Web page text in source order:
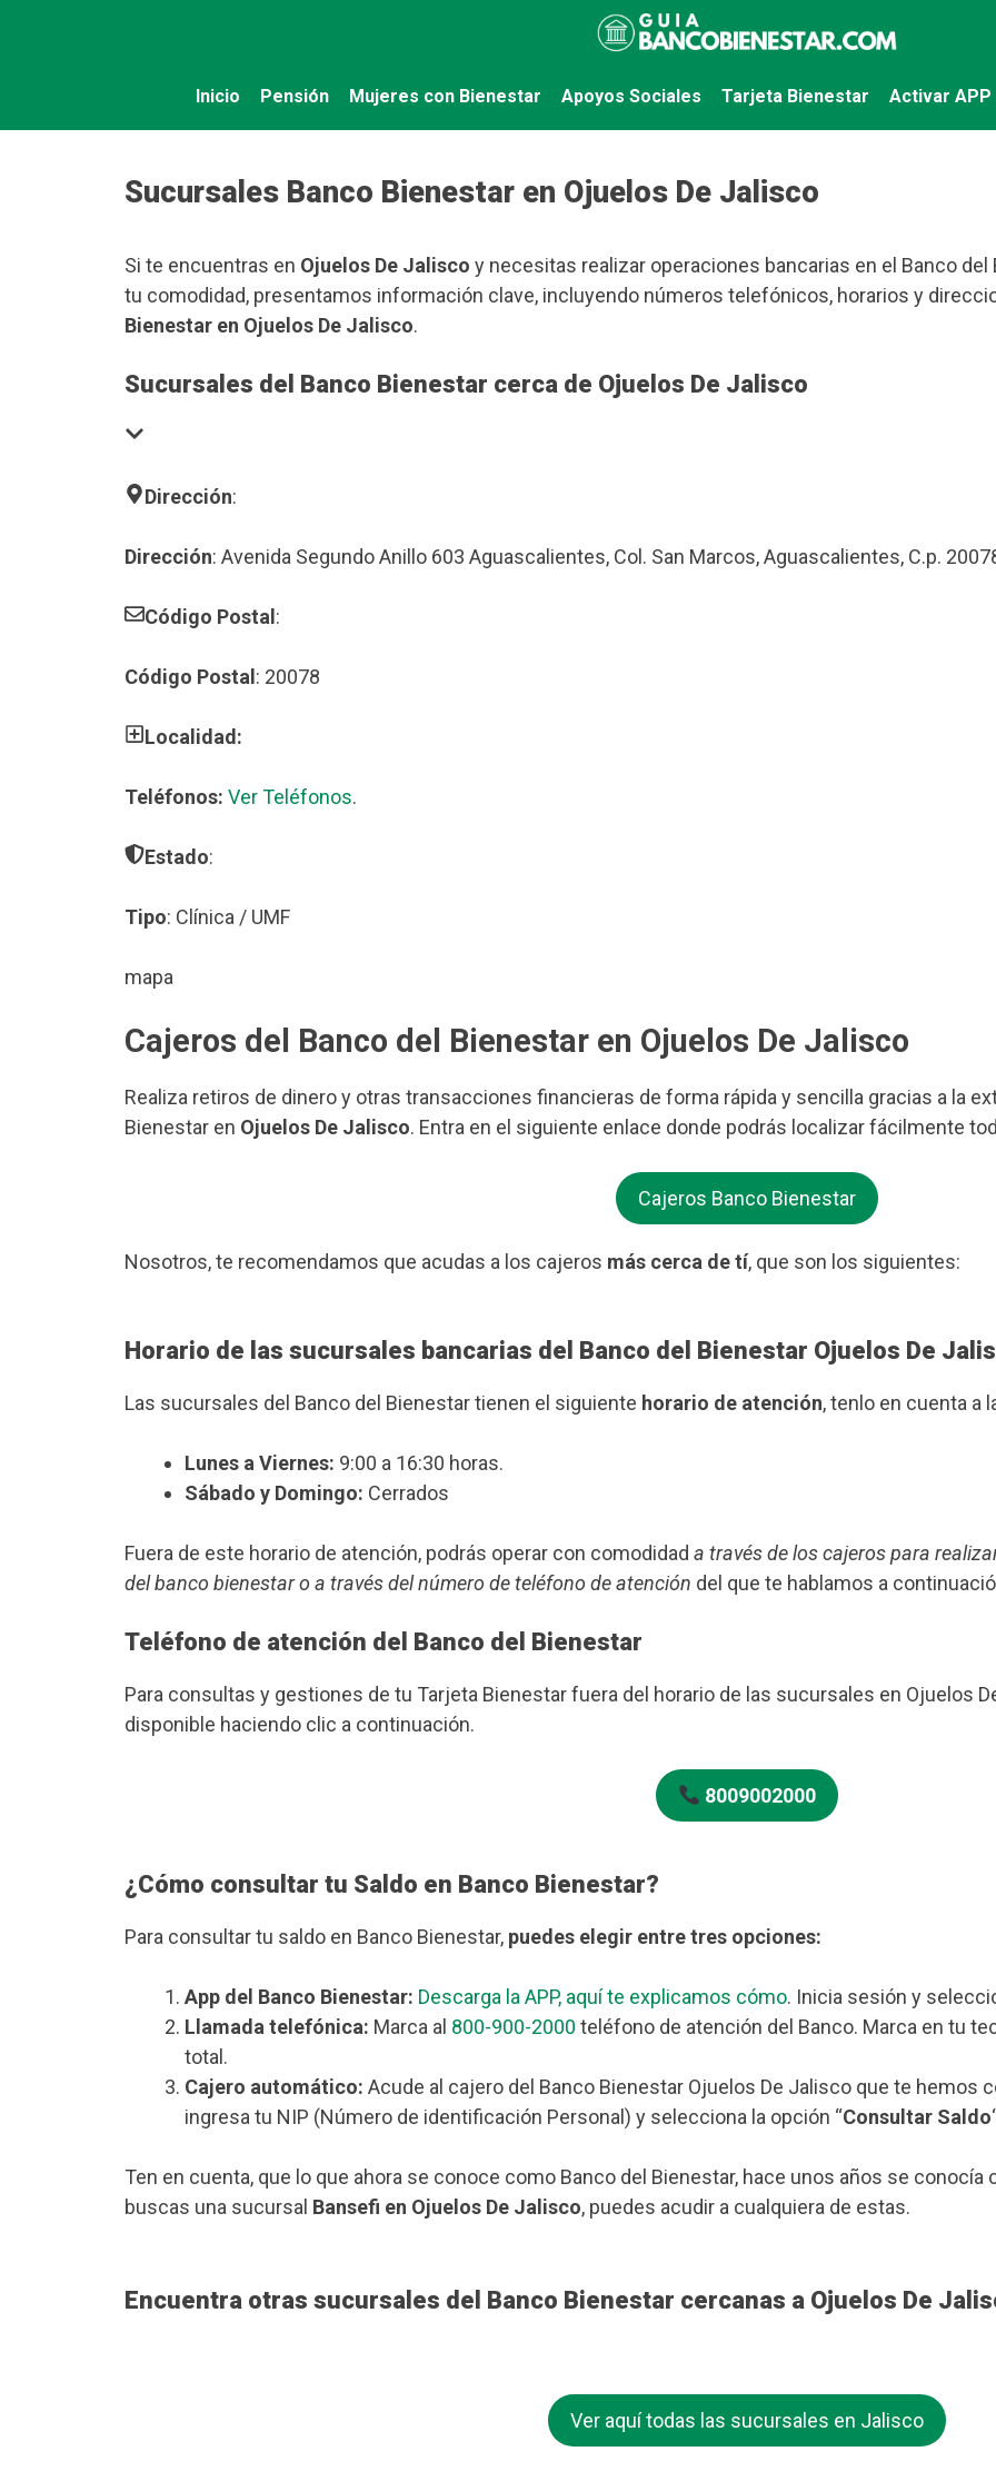
Inicio Pensión Mujeres con Bienestar Apoyos Sociales Tarjeta Bienestar Activar APP
Sucursales Banco Bienestar en Ojuelos De Jalisco
Si te encuentras en Ojuelos De Jalisco y necesitas realizar operaciones bancarias en el Banco del
tu comodidad, presentamos información clave, incluyendo números telefónicos, horarios y
Bienestar en Ojuelos De Jalisco.
Sucursales del Banco Bienestar cerca de Ojuelos De Jalisco
Dirección:
Dirección: Avenida Segundo Anillo 603 Aguascalientes, Col. San Marcos, Aguascalientes, C.p.
Código Postal :
Código Postal : 20078
Localidad:
Teléfonos: Ver Teléfonos.
Estado:
Tipo: Clínica / UMF
mapa
Cajeros del Banco del Bienestar en Ojuelos De Jalisco
Realiza retiros de dinero y otras transacciones financieras de forma rápida y sencilla gracias a la
Bienestar en Ojuelos De Jalisco. Entra en el siguiente enlace donde podrás localizar fácilmente
Cajeros Banco Bienestar
Nosotros, te recomendamos que acudas a los cajeros más cerca de tí, que son los siguientes:
Horario de las sucursales bancarias del Banco del Bienestar Ojuelos De
Las sucursales del Banco del Bienestar tienen el siguiente horario de atención, tenlo en cuenta a
Lunes a Viernes: 9:00 a 16:30 horas.
Sábado y Domingo: Cerrados
Fuera de este horario de atención, podrás operar con comodidad a través de los cajeros para
del banco bienestar o a través del número de teléfono de atención del que te hablamos a
Teléfono de atención del Banco del Bienestar
Para consultas y gestiones de tu Tarjeta Bienestar fuera del horario de las sucursales en Ojuelos
disponible haciendo clic a continuación.
8009002000
¿Cómo consultar tu Saldo en Banco Bienestar?
Para consultar tu saldo en Banco Bienestar, puedes elegir entre tres opciones:
App del Banco Bienestar: Descarga la APP, aquí te explicamos cómo. Inicia sesión y
Llamada telefónica: Marca al 800-900-2000 teléfono de atención del Banco. Marca en tu
total.
Cajero automático: Acude al cajero del Banco Bienestar Ojuelos De Jalisco que te hemos
ingresa tu NIP (Número de identificación Personal) y selecciona la opción “Consultar Saldo
Ten en cuenta, que lo que ahora se conoce como Banco del Bienestar, hace unos años se
buscas una sucursal Bansefi en Ojuelos De Jalisco, puedes acudir a cualquiera de estas.
Encuentra otras sucursales del Banco Bienestar cercanas a Ojuelos De
Ver aquí todas las sucursales en Jalisco